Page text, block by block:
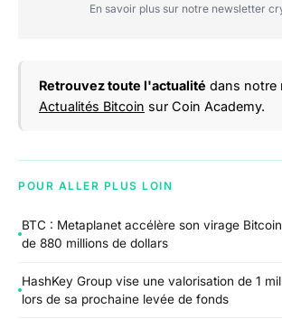
En savoir plus sur notre newsletter
Retrouvez toute l'actualité dans notre
Actualités Bitcoin sur Coin Academy.
POUR ALLER PLUS LOIN
BTC : Metaplanet accélère son virage
de 880 millions de dollars
HashKey Group vise une valorisation de 1
lors de sa prochaine levée de fonds